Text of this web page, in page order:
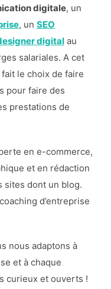
digitale, un
, un SEO
digital au
salariales. A cet
le choix de faire
pour faire des
prestations de
en e-commerce,
et en rédaction
sites dont un blog.
d’entreprise
nous adaptons à
et à chaque
curieux et ouverts !